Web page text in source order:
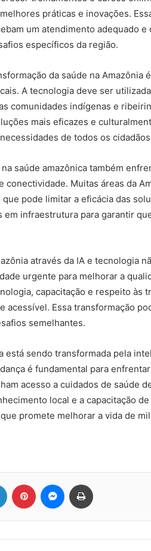
práticas e inovações.
um atendimento adequado
específicos da região.
da saúde na Amazônia
A tecnologia deve ser
comunidades indígenas e
mais eficazes e
de todos os
saúde amazônica também
Muitas áreas da
pode limitar a eficácia das
infraestrutura para garantir
através da IA e tecnologia
urgente para melhorar a
capacitação e respeito às
acessível. Essa transformação
semelhantes.
está sendo transformada pela
é fundamental para
acesso a cuidados de saúde
local e a capacitação
promete melhorar a vida de
Linkedin Pinterest Messenger